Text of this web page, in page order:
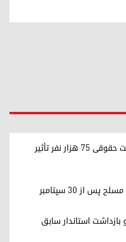
دم پارتی: قانون جدید صلح بر وضعیت حقوقی ۷۵ هزار نفر تأثیر
از ۳۰ سپتامبر
استاندار سابق